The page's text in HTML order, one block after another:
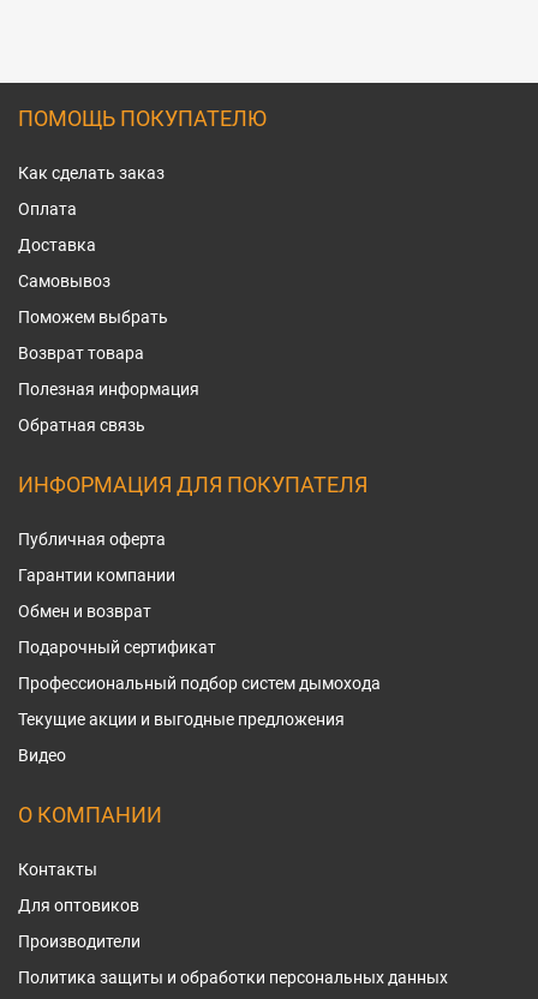
ПОМОЩЬ ПОКУПАТЕЛЮ
Как сделать заказ
Оплата
Доставка
Самовывоз
Поможем выбрать
Возврат товара
Полезная информация
Обратная связь
ИНФОРМАЦИЯ ДЛЯ ПОКУПАТЕЛЯ
Публичная оферта
Гарантии компании
Обмен и возврат
Подарочный сертификат
Профессиональный подбор систем дымохода
Текущие акции и выгодные предложения
Видео
О КОМПАНИИ
Контакты
Для оптовиков
Производители
Политика защиты и обработки персональных данных